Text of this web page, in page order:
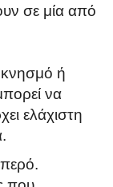
σε μία από
κνησμό ή
να
ελάχιστη